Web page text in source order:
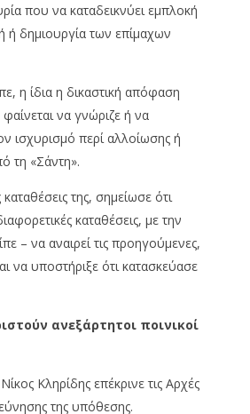
που να καταδεικνύει εμπλοκή
ή δημιουργία των επίμαχων
η ίδια η δικαστική απόφαση
να γνώριζε ή να
ισχυρισμό περί αλλοίωσης ή
τη «Σάντη».
της, σημείωσε ότι
καταθέσεις, με την
– να αναιρεί τις προηγούμενες,
να υποστήριξε ότι κατασκεύασε
ανεξάρτητοι ποινικοί
Κληρίδης επέκρινε τις Αρχές
της υπόθεσης.